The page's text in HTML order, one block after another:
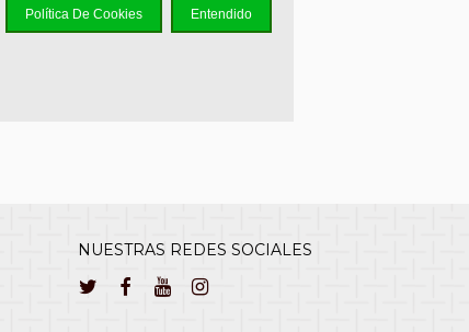
NUESTRAS REDES SOCIALES
Política De Cookies Entendido